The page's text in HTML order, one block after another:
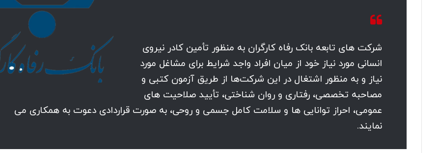
شرکت های تابعه بانک رفاه کارگران به منظور تأمین کادر نیروی
انسانی مورد نیاز خود از میان افراد واجد شرایط برای مشاغل مورد
نیاز و به منظور اشتغال در این شرکت‌ها از طریق آزمون کتبی و
مصاحبه تخصصی، رفتاری و روان شناختی، تأیید صلاحیت های
عمومی، احراز توانایی ها و سلامت کامل جسمی و روحی، به صورت قراردادی دعوت به همکاری می
نمایند.